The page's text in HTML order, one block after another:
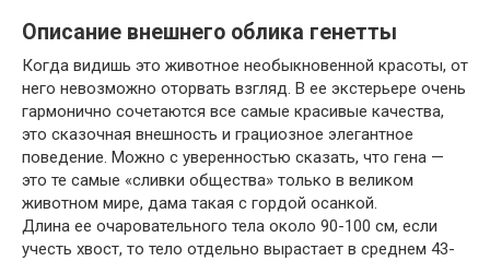
Описание внешнего облика генетты
Когда видишь это животное необыкновенной красоты, от
него невозможно оторвать взгляд. В ее экстерьере очень
гармонично сочетаются все самые красивые качества,
это сказочная внешность и грациозное элегантное
поведение. Можно с уверенностью сказать, что гена —
это те самые «сливки общества» только в великом
животном мире, дама такая с гордой осанкой.
Длина ее очаровательного тела около 90-100 см, если
учесть хвост, то тело отдельно вырастает в среднем 43-